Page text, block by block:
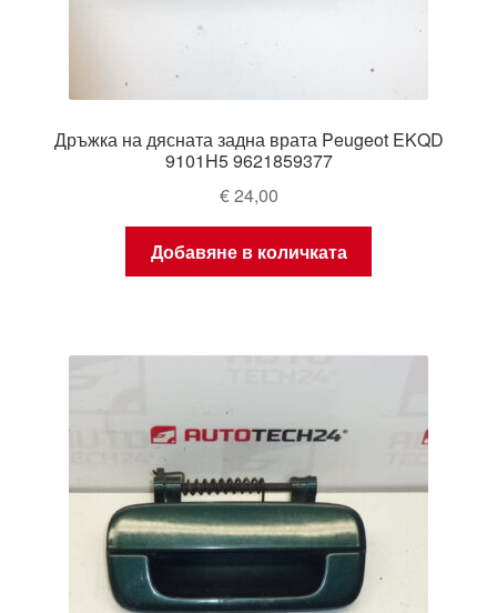
Дръжка на дясната задна врата Peugeot EKQD
9101H5 9621859377
€24,00
Добавяне в количката